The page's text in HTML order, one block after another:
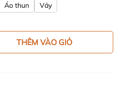
Áo thun Váy
THÊM VÀO GIỎ